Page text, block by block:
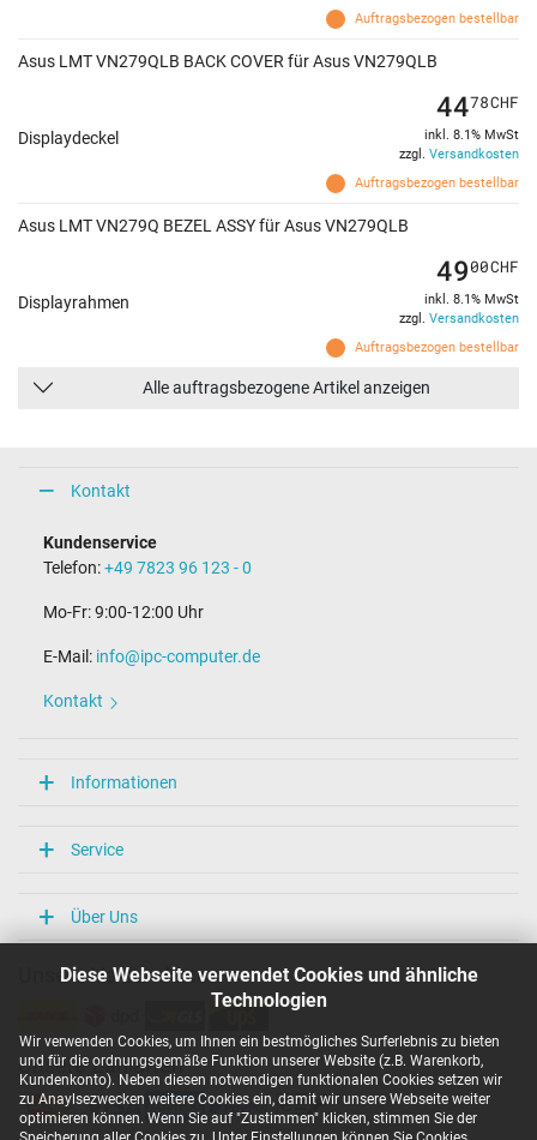
Diese Webseite verwendet Cookies und ähnliche
Technologien
Wir verwenden Cookies, um Ihnen ein bestmögliches Surferlebnis zu bieten
und für die ordnungsgemäße Funktion unserer Website (z.B. Warenkorb,
Kundenkonto). Neben diesen notwendigen funktionalen Cookies setzen wir
zu Anaylsezwecken weitere Cookies ein, damit wir unsere Webseite weiter
optimieren können. Wenn Sie auf "Zustimmen" klicken, stimmen Sie der
Auftragsbezogen bestellbar
Asus LMT VN279QLB BACK COVER für Asus VN279QLB
Displaydeckel
Auftragsbezogen bestellbar
4478CHF
inkl. 8.1% MwSt
zzgl. Versandkosten
Asus LMT VN279Q BEZEL ASSY für Asus VN279QLB
Displayrahmen
Auftragsbezogen bestellbar
4900CHF
inkl. 8.1% MwSt
zzgl. Versandkosten
Alle auftragsbezogene Artikel anzeigen
Kontakt
Kundenservice
Telefon:+49 7823 96 123 - 0
Mo-Fr: 9:00-12:00 Uhr
E-Mail: info@ipc-computer.de
Kontakt
Informationen
Service
Über Uns
Unsere Versandarten
Unsere Zahlarten